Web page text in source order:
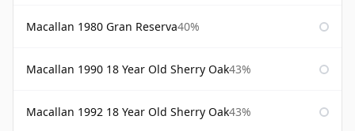
Macallan 1980 Gran Reserva40%
Macallan 1990 18 Year Old Sherry Oak43%
Macallan 1992 18 Year Old Sherry Oak43%